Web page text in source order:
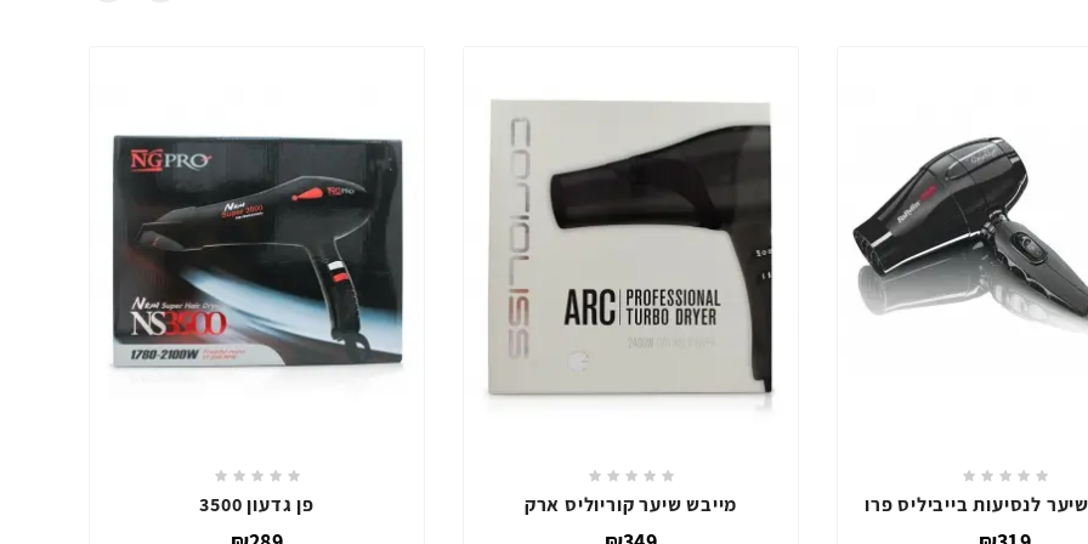
מייבש שיער קוריוליס ארק מייבש שיער לנסיעות בייביליס פרו שיער אקסטרים